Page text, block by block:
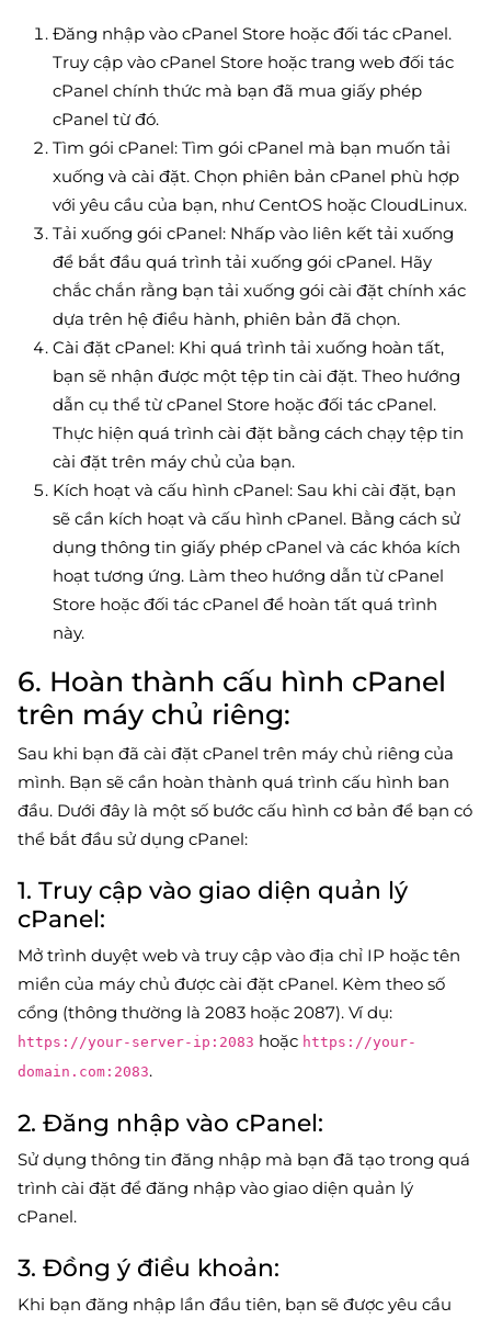
Đăng nhập vào cPanel Store hoặc đối tác cPanel.
Truy cập vào cPanel Store hoặc trang web đối tác
cPanel chính thức mà bạn đã mua giấy phép
cPanel từ đó.
Tìm gói cPanel: Tìm gói cPanel mà bạn muốn tải
xuống và cài đặt. Chọn phiên bản cPanel phù hợp
với yêu cầu của bạn, như CentOS hoặc CloudLinux.
Tải xuống gói cPanel: Nhấp vào liên kết tải xuống
để bắt đầu quá trình tải xuống gói cPanel. Hãy
chắc chắn rằng bạn tải xuống gói cài đặt chính xác
dựa trên hệ điều hành, phiên bản đã chọn.
Cài đặt cPanel: Khi quá trình tải xuống hoàn tất,
bạn sẽ nhận được một tệp tin cài đặt. Theo hướng
dẫn cụ thể từ cPanel Store hoặc đối tác cPanel.
Thực hiện quá trình cài đặt bằng cách chạy tệp tin
cài đặt trên máy chủ của bạn.
Kích hoạt và cấu hình cPanel: Sau khi cài đặt, bạn
sẽ cần kích hoạt và cấu hình cPanel. Bằng cách sử
dụng thông tin giấy phép cPanel và các khóa kích
hoạt tương ứng. Làm theo hướng dẫn từ cPanel
Store hoặc đối tác cPanel để hoàn tất quá trình
này.
6. Hoàn thành cấu hình cPanel
trên máy chủ riêng:
Sau khi bạn đã cài đặt cPanel trên máy chủ riêng của
mình. Bạn sẽ cần hoàn thành quá trình cấu hình ban
đầu. Dưới đây là một số bước cấu hình cơ bản để bạn có
thể bắt đầu sử dụng cPanel:
1. Truy cập vào giao diện quản lý
cPanel:
Mở trình duyệt web và truy cập vào địa chỉ IP hoặc tên
miền của máy chủ được cài đặt cPanel. Kèm theo số
cổng (thông thường là 2083 hoặc 2087). Ví dụ:
https://your-server-ip:2083 hoặc https://your-
domain.com:2083.
2. Đăng nhập vào cPanel:
Sử dụng thông tin đăng nhập mà bạn đã tạo trong quá
trình cài đặt để đăng nhập vào giao diện quản lý
cPanel.
3. Đồng ý điều khoản:
Khi bạn đăng nhập lần đầu tiên, bạn sẽ được yêu cầu